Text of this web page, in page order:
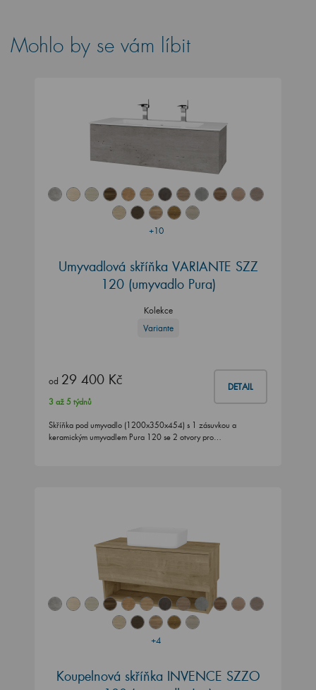
Mohlo by se vám líbit
+10
Umyvadlová skříňka VARIANTE SZZ
120 (umyvadlo Pura)
Kolekce
Variante
od 29 400 Kč DETAIL
3 až 5 týdnů
Skříňka pod umyvadlo (1200x350x454) s 1 zásuvkou a
keramickým umyvadlem Pura 120 se 2 otvory pro…
+4
Koupelnová skříňka INVENCE SZZO